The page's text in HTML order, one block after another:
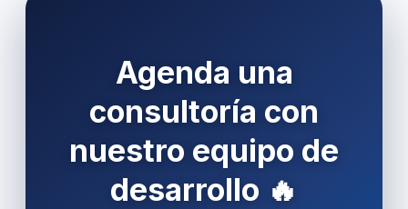
Agenda una
consultoría con
nuestro equipo de
desarrollo 🔥